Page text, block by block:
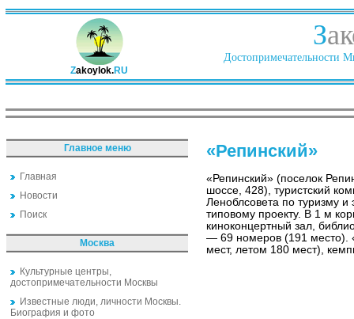
Zakoylok.RU
З
Достопримечательности
Главное меню
Главная
Новости
Поиск
Москва
Культурные центры,
достопримечательности Москвы
Известные люди, личности Москвы.
Биография и фото
«Репинский»
«Репинский» (поселок
шоссе, 428), туристский
Леноблсовета по туризму и
типовому проекту. В 1 м
киноконцертный зал,
— 69 номеров (191 место).
мест, летом 180 мест),